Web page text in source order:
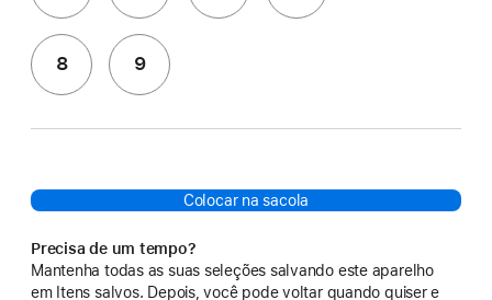
8 9
Colocar na sacola
Precisa de um tempo?
Mantenha todas as suas seleções salvando este aparelho
em Itens salvos. Depois, você pode voltar quando quiser e